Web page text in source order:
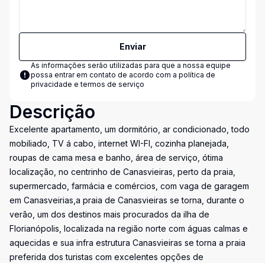
Enviar
As informações serão utilizadas para que a nossa equipe
possa entrar em contato de acordo com a política de
privacidade e termos de serviço
Descrição
Excelente apartamento, um dormitório, ar condicionado, todo
mobiliado, TV á cabo, internet WI-FI, cozinha planejada,
roupas de cama mesa e banho, área de serviço, ótima
localização, no centrinho de Canasvieiras, perto da praia,
supermercado, farmácia e comércios, com vaga de garagem
em Canasveirias,a praia de Canasvieiras se torna, durante o
verão, um dos destinos mais procurados da ilha de
Florianópolis, localizada na região norte com águas calmas e
aquecidas e sua infra estrutura Canasvieiras se torna a praia
preferida dos turistas com excelentes opções de